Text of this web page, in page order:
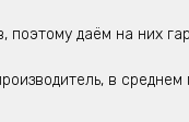
даём на них
в